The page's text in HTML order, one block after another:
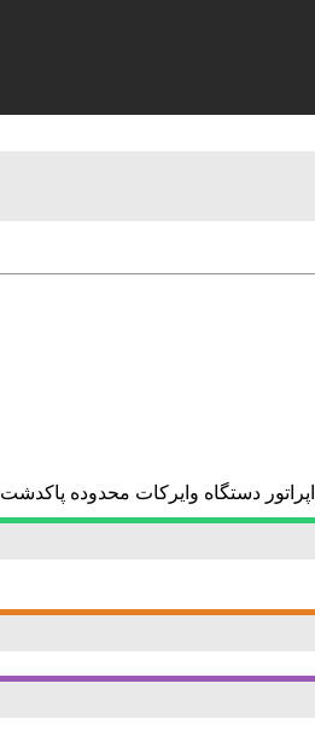
دستگاه وایرکات محدوده پاکدشت